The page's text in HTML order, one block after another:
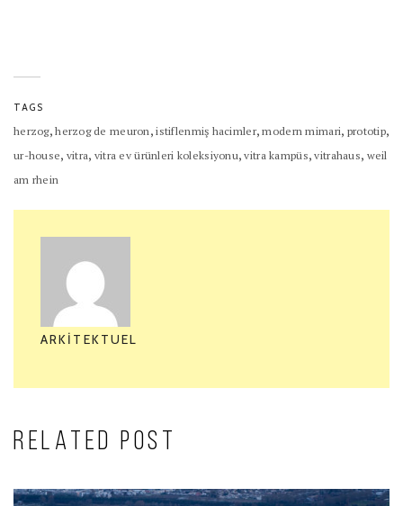
TAGS
herzog,herzog de meuron ,istiflenmiş hacimler,modern mimari, prototip,
ur-house, vitra, vitra ev ürünleri koleksiyonu,vitra kampüs,vitrahaus, weil
am rhein
ARKITEKTUEL
RELATED POST